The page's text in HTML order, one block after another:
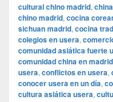
cultural chino madrid,
chino madrid, cocina
sichuan madrid, cocina
colegios en usera,
comunidad asiática fuerte
comunidad china en madrid
usera, conflictos en usera,
conocer usera en un día,
cultura asiática usera,